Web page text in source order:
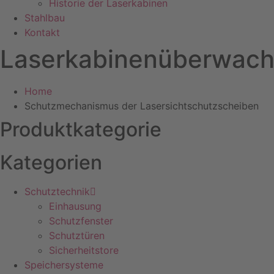
Historie der Laserkabinen
Stahlbau
Kontakt
Home
Schutzmechanismus der Lasersichtschutzscheiben
Produktkategorie
Kategorien
Schutztechnik
Einhausung
Schutzfenster
Schutztüren
Sicherheitstore
Speichersysteme